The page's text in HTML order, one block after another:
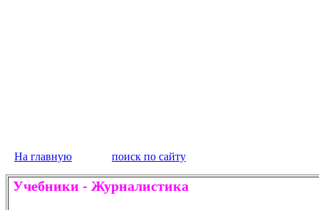
На главную поиск по сайту
Учебники - Журналистика